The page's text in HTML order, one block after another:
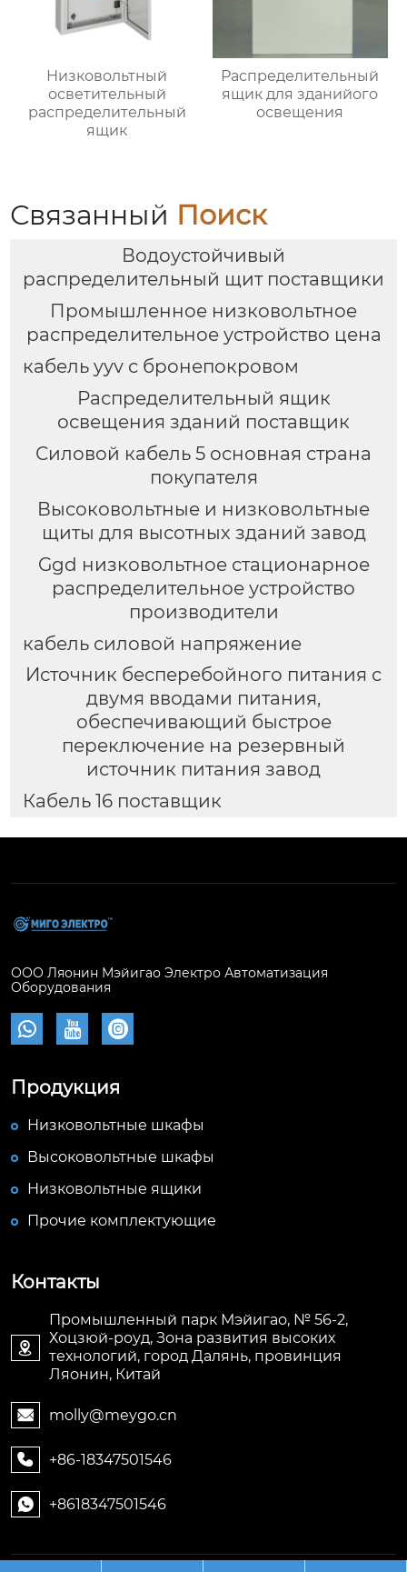
Низковольтный
осветительный
распределительный
ящик
Распределительный
ящик для зданийого
освещения
Связанный Поиск
Водоустойчивый
распределительный щит поставщики
Промышленное низковольтное
распределительное устройство цена
кабель yyv с бронепокровом
Распределительный ящик
освещения зданий поставщик
Силовой кабель 5 основная страна
покупателя
Высоковольтные и низковольтные
щиты для высотных зданий завод
Ggd низковольтное стационарное
распределительное устройство
производители
кабель силовой напряжение
Источник бесперебойного питания с
двумя вводами питания,
обеспечивающий быстрое
переключение на резервный
источник питания завод
Кабель 16 поставщик
ООО Ляонин Мэйигао Электро Автоматизация
Оборудования
  
Продукция
Низковольтные шкафы
Высоковольтные шкафы
Низковольтные ящики
Прочие комплектующие
Контакты

Промышленный парк Мэйигао, № 56-2,
Хоцзюй-роуд, Зона развития высоких
технологий, город Далянь, провинция
Ляонин, Китай
 molly@meygo.cn
 +86-18347501546
 +8618347501546